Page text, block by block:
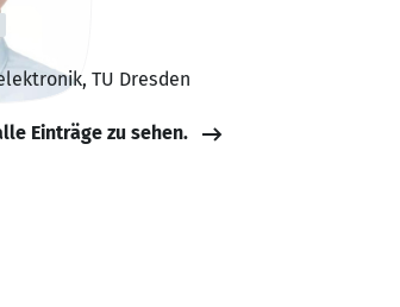
TU Dresden
Einträge zu sehen.